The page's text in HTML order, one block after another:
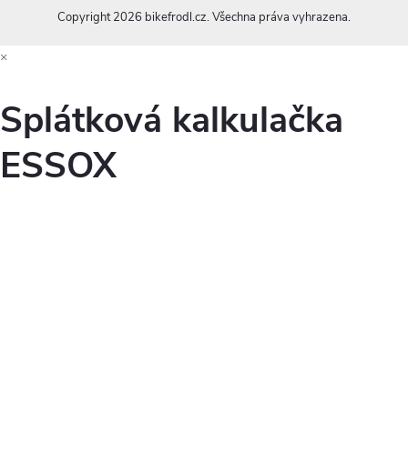
Copyright 2026 bikefrodl.cz. Všechna práva vyhrazena.
×
Splátková kalkulačka
ESSOX